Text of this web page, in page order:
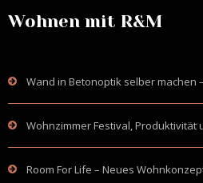
Wohnen mit R&M
Wand in Betonoptik selber machen
Wohnzimmer Festival, Produktivität
Room For Life – Neues